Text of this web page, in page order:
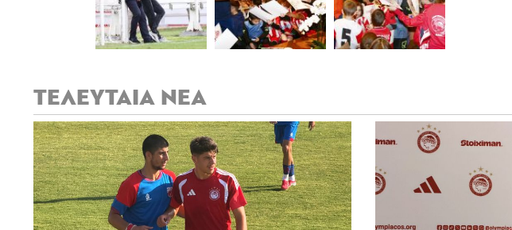
ΤΕΛΕΥΤΑΙΑ ΝΕΑ